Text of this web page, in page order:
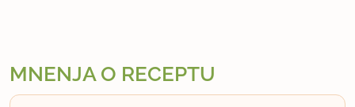
MNENJA O RECEPTU